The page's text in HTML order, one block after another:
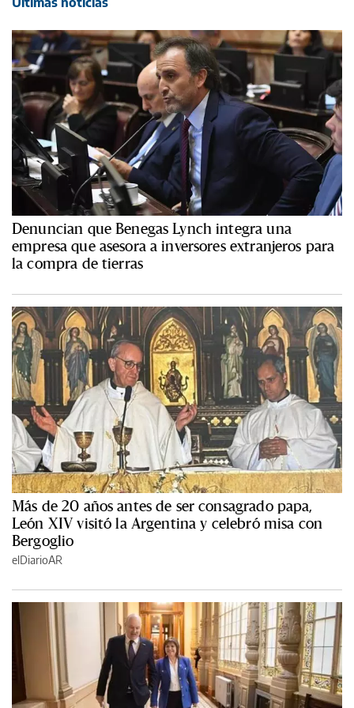
Denuncian que Benegas Lynch integra una
empresa que asesora a inversores extranjeros para
la compra de tierras
Más de 20 años antes de ser consagrado papa,
León XIV visitó la Argentina y celebró misa con
Bergoglio
elDiarioAR